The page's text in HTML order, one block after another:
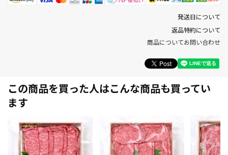
発送日について
返品特約について
商品についてお問い合わせ
この商品を買った人はこんな商品も買ってい
ます